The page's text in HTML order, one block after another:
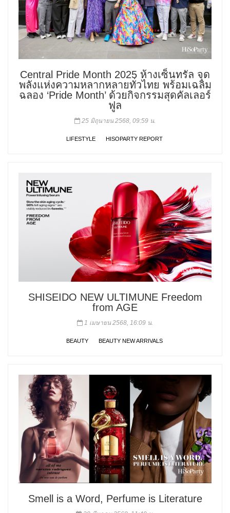
Central Pride Month 2025 ห้างเซ็นทรัล จุด
พลังแห่งความหลากหลายทั่วไทย พร้อมเฉลิม
ฉลอง ‘Pride Month’ ด้วยกิจกรรมสุดคัลเลอร์
ฟูล
25 มิถุนายน 2568, 09:59 น.
LIFESTYLE HISOPARTY REPORT
SHISEIDO NEW ULTIMUNE Freedom
from AGE
1 เมษายน 2568, 16:09 น.
BEAUTY BEAUTY NEW ARRIVALS
Smell is a Word, Perfume is Literature